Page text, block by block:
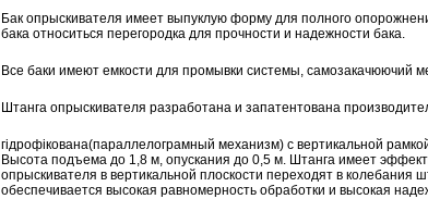
Бак опрыскивателя имеет выпуклую форму для полного
бака относиться перегородка для прочности и надежности бака.
Все баки имеют емкости для промывки системы, самозакачюючий
Штанга опрыскивателя разработана и запатентована
гідрофікована(параллелограмный механизм) с вертикальной
Высота подъема до 1,8 м, опускания до 0,5 м. Штанга имеет
опрыскивателя в вертикальной плоскости переходят в колебания
обеспечивается высокая равномерность обработки и высокая